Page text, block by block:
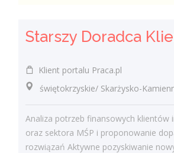
Klient portalu Praca.pl
świętokrzyskie/ Skarżysko-
Analiza potrzeb finansowych klientów
oraz sektora MŚP i proponowanie
rozwiązań Aktywne pozyskiwanie